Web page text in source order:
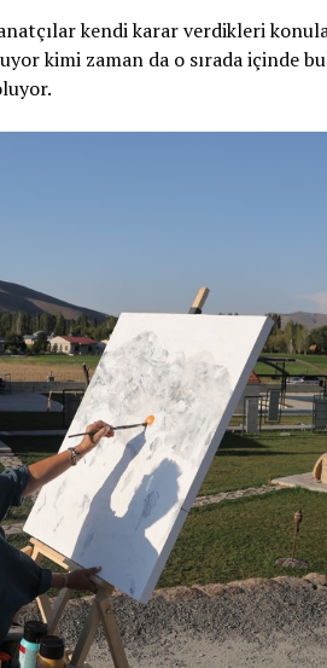
kendi karar verdikleri
kimi zaman da o sırada içinde